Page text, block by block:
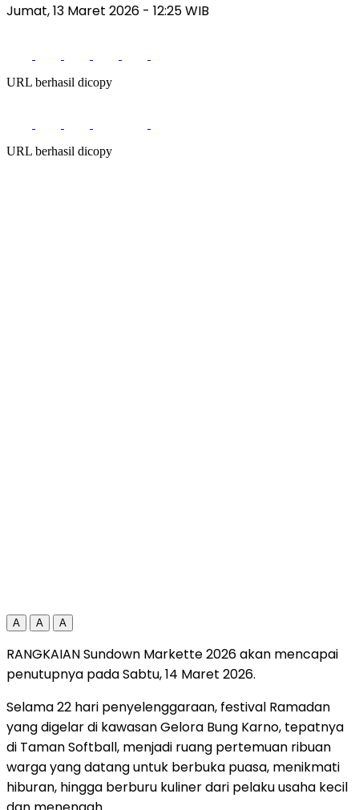
Jumat, 13 Maret 2026 - 12:25 WIB
URL berhasil dicopy
URL berhasil dicopy
A A A
RANGKAIANSundown Markette 2026akan mencapai
penutupnya padaSabtu,14 Maret 2026.
Selama22 hari penyelenggaraan, festival Ramadan
yangdigelardi kawasanGelora Bung Karno, tepatnya
di TamanSoftball, menjadi ruang pertemuan ribuan
wargayangdatanguntuk berbuka puasa, menikmati
hiburan, hingga berburu kulinerdari pelakuusaha kecil